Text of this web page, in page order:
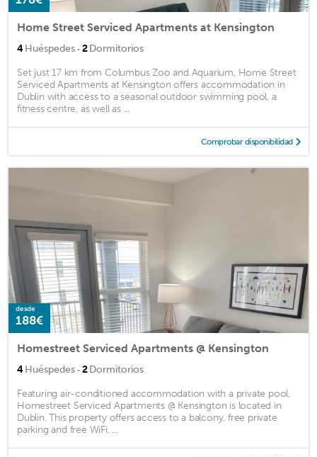
Home Street Serviced Apartments at Kensington
4Huéspedes · 2Dormitorios
Set just 17 km from Columbus Zoo and Aquarium, Home Street
Serviced Apartments at Kensington offers accommodation in
Dublin with access to a seasonal outdoor swimming pool, a
fitness centre, as well as ...
Comprobar disponibilidad
desde
188€
Homestreet Serviced Apartments @ Kensington
4Huéspedes · 2Dormitorios
Featuring air-conditioned accommodation with a private pool,
Homestreet Serviced Apartments @ Kensington is located in
Dublin. This property offers access to a balcony, free private
parking and free WiFi. ...